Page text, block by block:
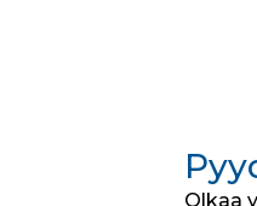
Olkaa